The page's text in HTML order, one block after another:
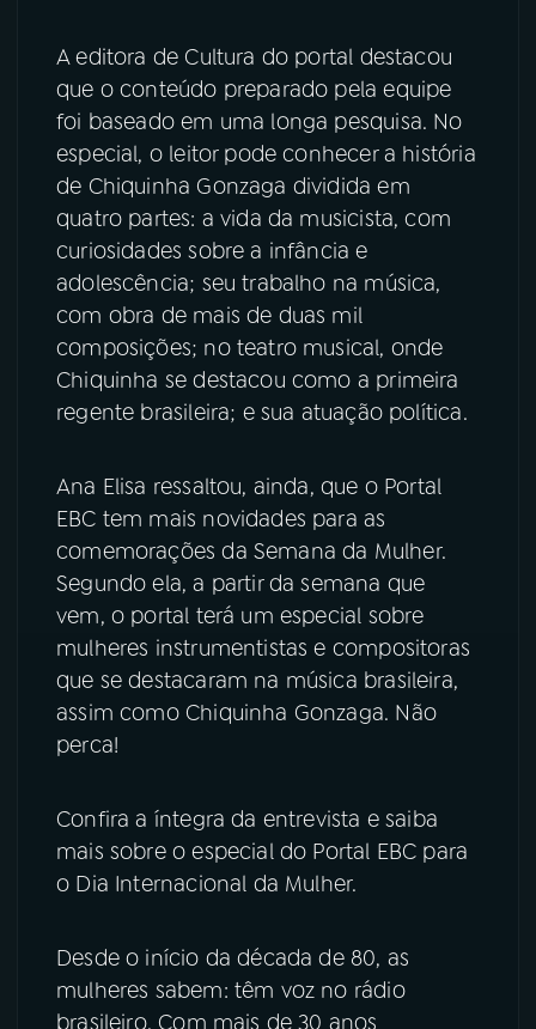
A editora de Cultura do portal destacou
que o conteúdo preparado pela equipe
foi baseado em uma longa pesquisa. No
especial, o leitor pode conhecer a história
de Chiquinha Gonzaga dividida em
quatro partes: a vida da musicista, com
curiosidades sobre a infância e
adolescência; seu trabalho na música,
com obra de mais de duas mil
composições; no teatro musical, onde
Chiquinha se destacou como a primeira
regente brasileira; e sua atuação política.
Ana Elisa ressaltou, ainda, que o Portal
EBC tem mais novidades para as
comemorações da Semana da Mulher.
Segundo ela, a partir da semana que
vem, o portal terá um especial sobre
mulheres instrumentistas e compositoras
que se destacaram na música brasileira,
assim como Chiquinha Gonzaga. Não
perca!
Confira a íntegra da entrevista e saiba
mais sobre o especial do Portal EBC para
o Dia Internacional da Mulher.
Desde o início da década de 80, as
mulheres sabem: têm voz no rádio
brasileiro. Com mais de 30 anos